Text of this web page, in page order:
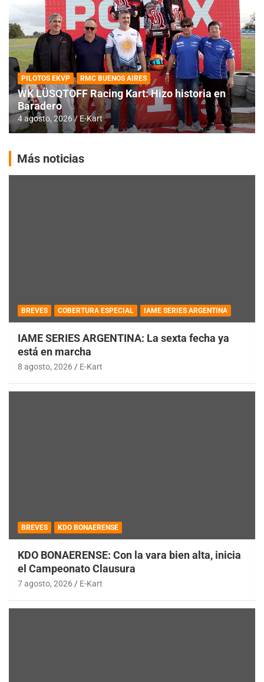
PILOTOS EKVP RMC BUENOS AIRES
WK LÜSQTOFF Racing Kart: Hizo historia en
Baradero
4 agosto, 2026 E-Kart
Más noticias
BREVES COBERTURA ESPECIAL IAME SERIES ARGENTINA
IAME SERIES ARGENTINA: La sexta fecha ya
está en marcha
8 agosto, 2026 E-Kart
BREVES KDO BONAERENSE
KDO BONAERENSE: Con la vara bien alta, inicia
el Campeonato Clausura
7 agosto, 2026 E-Kart